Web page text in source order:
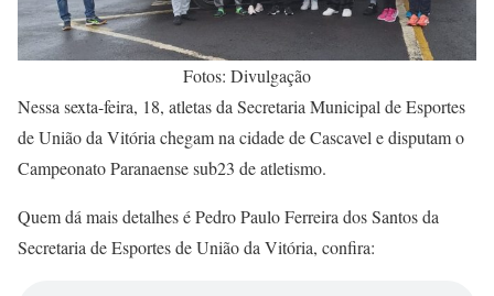
Fotos: Divulgação
Nessa sexta-feira, 18, atletas da Secretaria Municipal de Esportes
de União da Vitória chegam na cidade de Cascavel e disputam o
Campeonato Paranaense sub23 de atletismo.
Quem dá mais detalhes é Pedro Paulo Ferreira dos Santos da
Secretaria de Esportes de União da Vitória, confira: